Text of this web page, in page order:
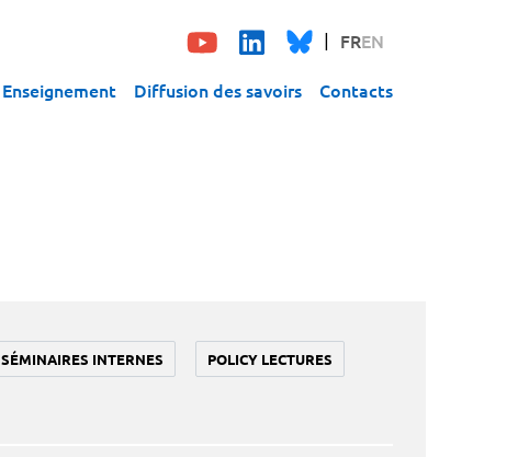
FREN
Enseignement Diffusion des savoirs Contacts
SÉMINAIRES INTERNES POLICY LECTURES